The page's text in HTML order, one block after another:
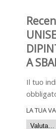
A
Il tuo
LA TUA